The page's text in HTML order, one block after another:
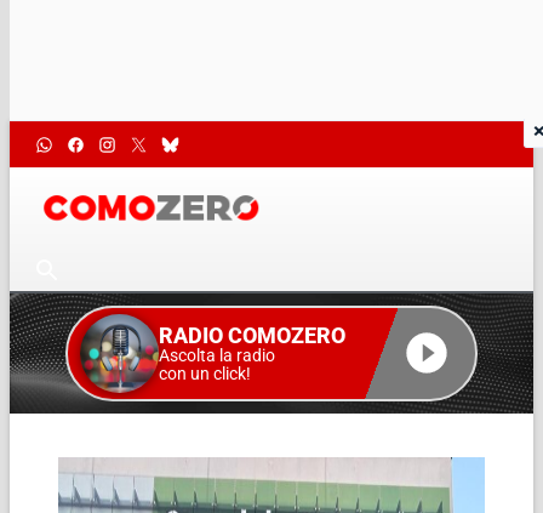
RADIO COMOZERO
Ascolta la radio
con un click!